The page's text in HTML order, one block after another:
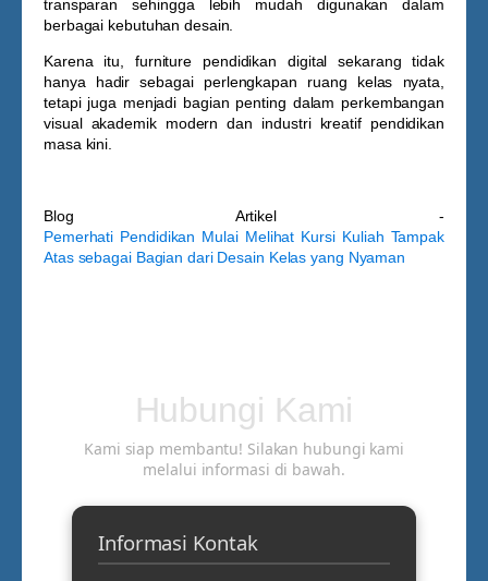
transparan sehingga lebih mudah digunakan dalam
berbagai kebutuhan desain.
Karena itu, furniture pendidikan digital sekarang tidak
hanya hadir sebagai perlengkapan ruang kelas nyata,
tetapi juga menjadi bagian penting dalam perkembangan
visual akademik modern dan industri kreatif pendidikan
masa kini.
Blog Artikel -
Pemerhati Pendidikan Mulai Melihat Kursi Kuliah Tampak
Atas sebagai Bagian dari Desain Kelas yang Nyaman
Hubungi Kami
Kami siap membantu! Silakan hubungi kami
melalui informasi di bawah.
Informasi Kontak